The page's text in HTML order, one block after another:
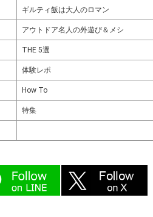
ギルティ飯は大人のロマン
アウトドア名人の外遊び＆メシ
THE 5選
体験レポ
How To
特集